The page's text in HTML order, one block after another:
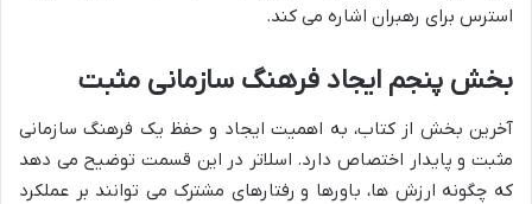
استرس برای رهبران اشاره می کند.
بخش پنجم ایجاد فرهنگ سازمانی مثبت
آخرین بخش از کتاب، به اهمیت ایجاد و حفظ یک فرهنگ سازمانی
مثبت و پایدار اختصاص دارد. اسلاتر در این قسمت توضیح می دهد
که چگونه ارزش ها، باورها و رفتارهای مشترک می توانند بر عملکرد